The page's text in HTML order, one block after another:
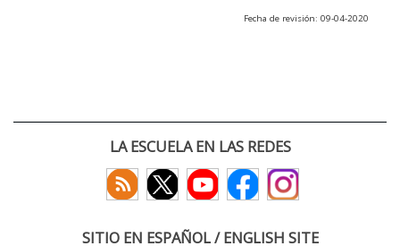
Fecha de revisión: 09-04-2020
LA ESCUELA EN LAS REDES
SITIO EN ESPAÑOL / ENGLISH SITE